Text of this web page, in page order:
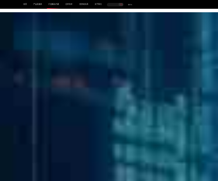
首页 产品及服务 行业解决方案 合作伙伴 投资者关系 关于我们 中EN